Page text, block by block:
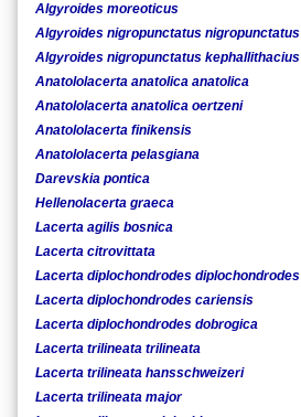
Algyroides moreoticus
Algyroides nigropunctatus nigropunctatus
Algyroides nigropunctatus kephallithacius
Anatololacerta anatolica anatolica
Anatololacerta anatolica oertzeni
Anatololacerta finikensis
Anatololacerta pelasgiana
Darevskia pontica
Hellenolacerta graeca
Lacerta agilis bosnica
Lacerta citrovittata
Lacerta diplochondrodes diplochondrodes
Lacerta diplochondrodes cariensis
Lacerta diplochondrodes dobrogica
Lacerta trilineata trilineata
Lacerta trilineata hansschweizeri
Lacerta trilineata major